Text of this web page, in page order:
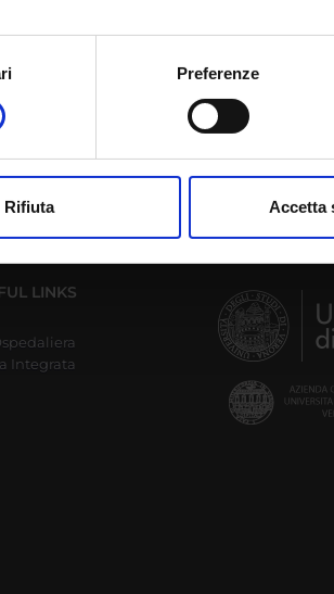
vorremmo anche:
informazioni sulla tua posizione
il tuo consenso in qualsiasi momento
dal tuo utilizzo dei loro servizi.
Preferenze
Rifiuta Accetta
LINKS
Integrata